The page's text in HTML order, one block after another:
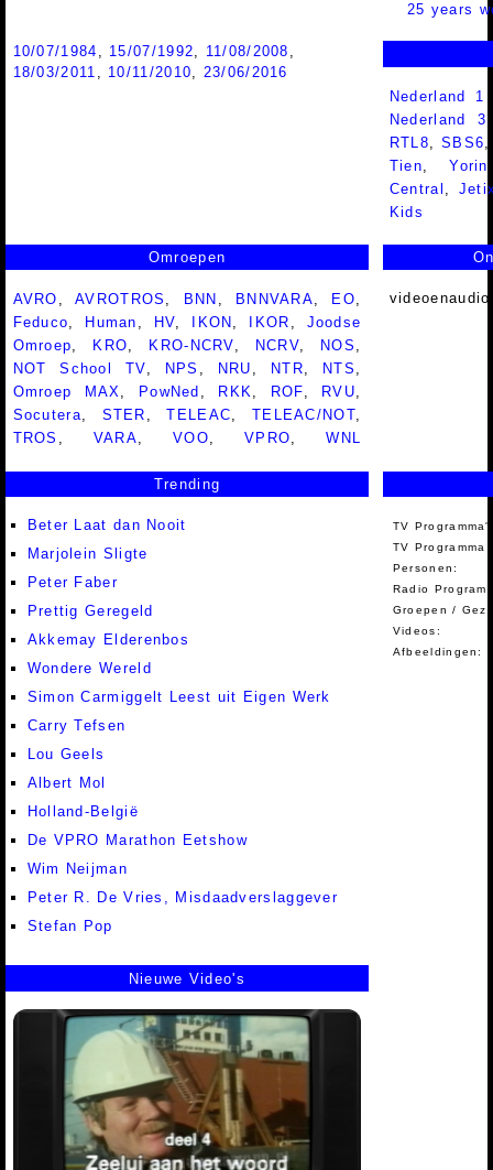
25 years
10/07/1984 , 15/07/1992, 11/08/2008 ,
18/03/2011 , 10/11/2010, 23/06/2016
Nederland 1
Nederland
RTL8 ,SBS6
Tien ,Yorin
Central
Kids
Omroepen
AVRO ,AVROTROS , BNN , BNNVARA, EO,
Feduco, Human , HV, IKON , IKOR , Joodse
Omroep, KRO, KRO-NCRV, NCRV, NOS ,
NOT School TV, NPS , NRU , NTR, NTS ,
Omroep MAX, PowNed , RKK, ROF, RVU,
Socutera, STER ,TELEAC, TELEAC/NOT,
TROS , VARA,VOO,VPRO,WNL
Trending
Beter Laat dan Nooit
Marjolein Sligte
Peter Faber
Prettig Geregeld
Akkemay Elderenbos
Wondere Wereld
Simon Carmiggelt Leest uit Eigen Werk
Carry Tefsen
Lou Geels
Albert Mol
Holland-België
De VPRO Marathon Eetshow
Wim Neijman
Peter R. De Vries, Misdaadverslaggever
Stefan Pop
TV
TV Programma
Personen:
Radio
Groepen /
Videos:
Afbeeldingen:
Nieuwe Video's